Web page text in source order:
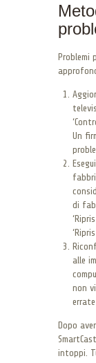
Problemi
Un
di
alle
non
Dopo
intoppi.